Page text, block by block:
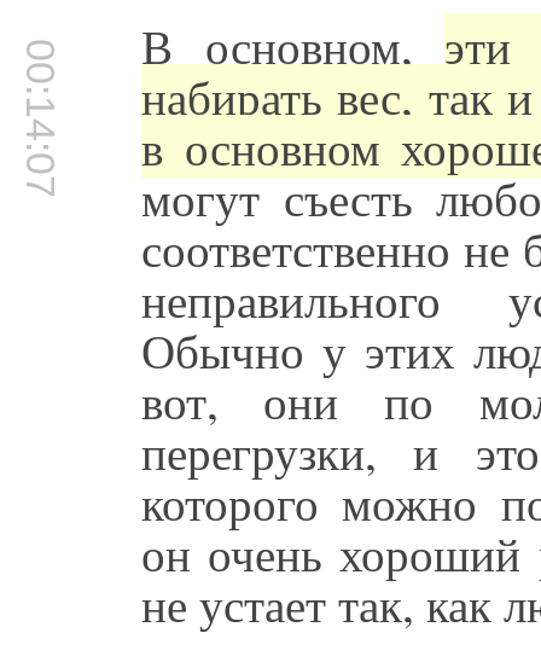
00:14:07 В основном,
набирать вес, так
в основном
могут съесть
соответственно
неправильного
Обычно у этих
вот, они по
перегрузки, и
которого можно
он очень хороший
не устает так, как